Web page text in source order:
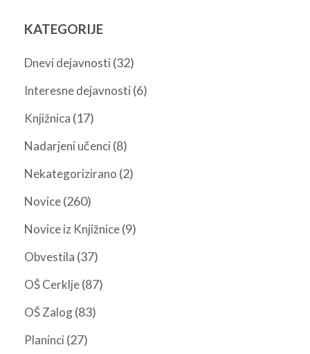
KATEGORIJE
Dnevi dejavnosti (32)
Interesne dejavnosti (6)
Knjižnica (17)
Nadarjeni učenci (8)
Nekategorizirano (2)
Novice(260)
Novice iz Knjižnice(9)
Obvestila (37)
OŠ Cerklje(87)
OŠ Zalog(83)
Planinci (27)